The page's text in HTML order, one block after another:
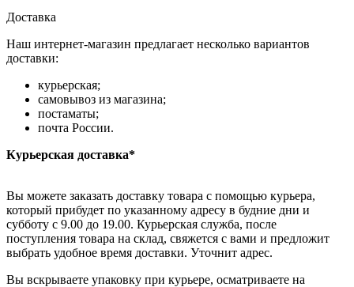
Доставка
Наш интернет-магазин предлагает несколько вариантов
доставки:
курьерская;
самовывоз из магазина;
постаматы;
почта России.
Курьерская доставка*
Вы можете заказать доставку товара с помощью курьера,
который прибудет по указанному адресу в будние дни и
субботу с 9.00 до 19.00. Курьерская служба, после
поступления товара на склад, свяжется с вами и предложит
выбрать удобное время доставки. Уточнит адрес.
Вы вскрываете упаковку при курьере, осматриваете на